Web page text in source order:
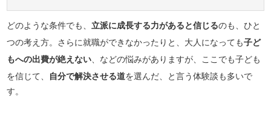
どのような条件でも、立派に成長する力があると信じるのも、ひと
つの考え方。さらに就職ができなかったりと、大人になっても子ど
もへの出費が絶えない、などの悩みがありますが、ここでも子ども
を信じて、
自分で解決させる道を選んだ、と言う体験談も多いで
す。